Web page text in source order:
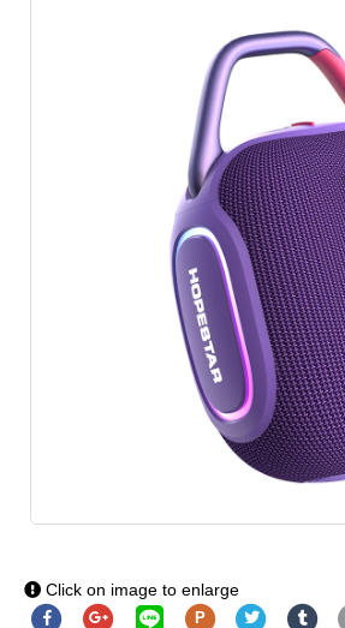
Click on image to enlarge
P